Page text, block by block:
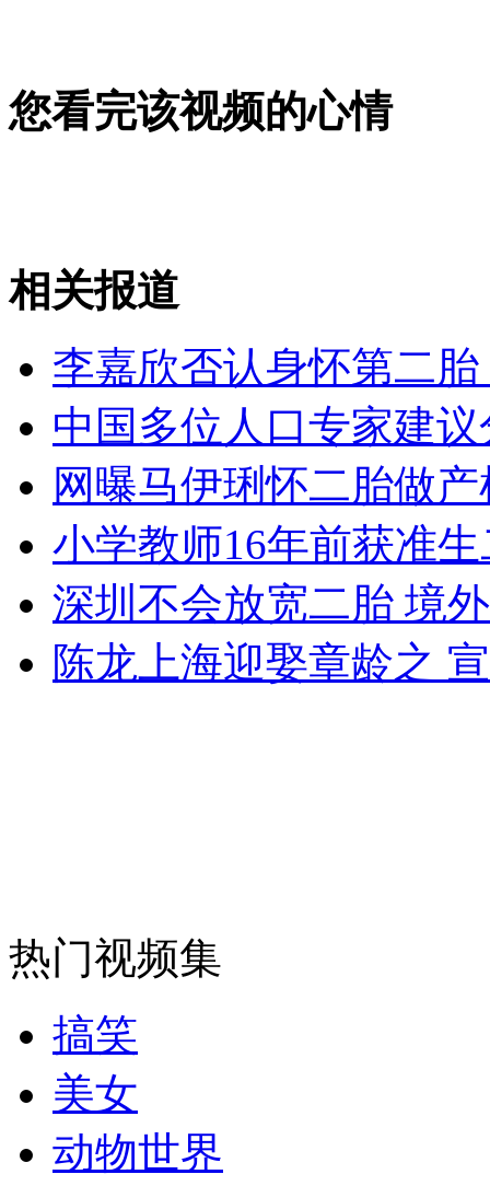
您看完该视频的心情
相关报道
李嘉欣否认身怀第二
中国多位人口专家建议
网曝马伊琍怀二胎做
小学教师16年前获准
深圳不会放宽二胎 境
陈龙上海迎娶章龄之
热门视频集
搞笑
美女
动物世界